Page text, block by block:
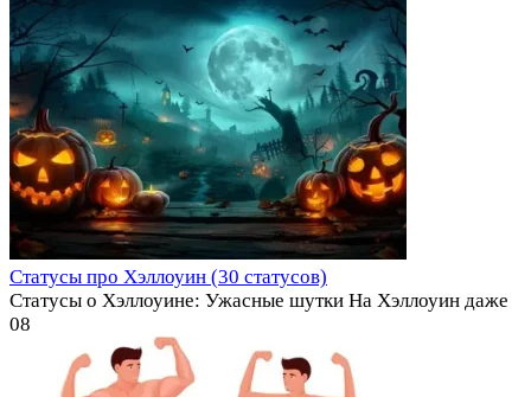
Статусы про Хэллоуин (30 статусов)
Статусы о Хэллоуине: Ужасные шутки На Хэллоуин даже
08